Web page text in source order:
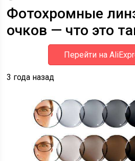
Фотохромные
очков — что это
Перейти на
3 года назад